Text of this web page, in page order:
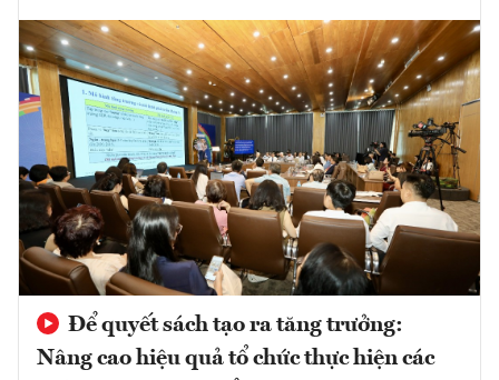
Để quyết sách tạo ra tăng trưởng:
Nâng cao hiệu quả tổ chức thực hiện các